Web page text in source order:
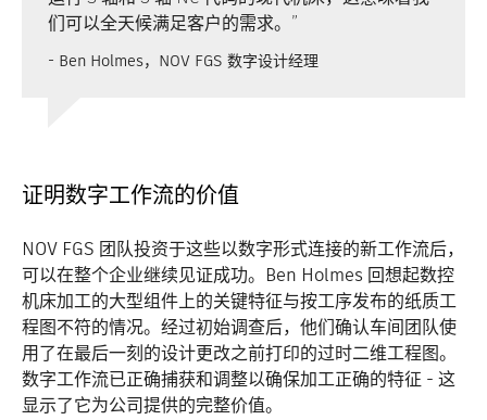
们可以全天候满足客户的需求。”
- Ben Holmes，NOV FGS 数字设计经理
证明数字工作流的价值
NOV FGS 团队投资于这些以数字形式连接的新工作流后，
可以在整个企业继续见证成功。Ben Holmes 回想起数控
机床加工的大型组件上的关键特征与按工序发布的纸质工
程图不符的情况。经过初始调查后，他们确认车间团队使
用了在最后一刻的设计更改之前打印的过时二维工程图。
数字工作流已正确捕获和调整以确保加工正确的特征 - 这
显示了它为公司提供的完整价值。